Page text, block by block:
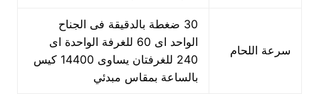
سرعة اللحام
30 ضغطة بالدقيقة فى الجناح
الواحد اى 60 للغرفة الواحدة اى
240 للغرفتان يساوى 14400 كيس
بالساعة بمقاس مبدئي